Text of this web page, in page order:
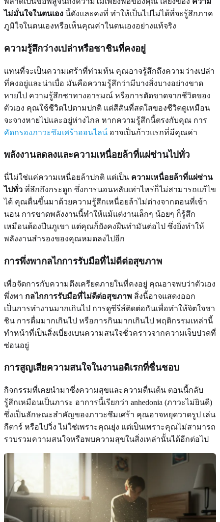
ไม่มั่นใจในตนเอง นี้ดังและคงที่ ทำให้เป็นไปไม่ได้ที่จะรู้สึกภาค
ภูมิใจในตนเองหรือเห็นคุณค่าในตนเองอย่างแท้จริง
ความรู้สึกว่างเปล่าหรือชาชินที่คงอยู่
แทนที่จะเป็นความเศร้าที่ท่วมท้น คุณอาจรู้สึกถึงความว่างเปล่า
ที่คงอยู่และน่าเบื่อ มันคือความรู้สึกว่ามีบางสิ่งบางอย่างขาด
หายไป ความรู้สึกชาทางอารมณ์ หรือการตัดขาดจากชีวิตของ
ตัวเอง คุณใช้ชีวิตไปตามปกติ แต่สีสันที่สดใสของชีวิตดูเหมือน
จะจางหายไปและอยู่ห่างไกล หากความรู้สึกนี้ตรงกับคุณ การ
คัดกรองภาวะซึมเศร้าออนไลน์ อาจเป็นก้าวแรกที่มีคุณค่า
พลังงานลดลงและความเหนื่อยล้าที่แผ่ซ่านไปทั่ว
นี่ไม่ใช่แค่ความเหนื่อยล้าปกติ แต่เป็น ความเหนื่อยล้าที่แผ่ซ่าน
ไปทั่ว ที่ลึกถึงกระดูก ซึ่งการนอนหลับเท่าไหร่ก็ไม่สามารถแก้ไข
ได้ คุณตื่นขึ้นมาด้วยความรู้สึกเหนื่อยล้าไม่ต่างจากตอนที่เข้า
นอน การขาดพลังงานนี้ทำให้แม้แต่งานเล็กๆ น้อยๆ ก็รู้สึก
เหมือนต้องปีนภูเขา แต่คุณก็ยังคงฝืนทำมันต่อไป ซึ่งยิ่งทำให้
พลังงานสำรองของคุณหมดลงไปอีก
การพึ่งพากลไกการรับมือที่ไม่ดีต่อสุขภาพ
เพื่อจัดการกับความตึงเครียดภายในที่คงอยู่ คุณอาจพบว่าตัวเอง
พึ่งพา กลไกการรับมือที่ไม่ดีต่อสุขภาพ สิ่งนี้อาจแสดงออก
เป็นการทำงานมากเกินไป การดูซีรีส์ติดต่อกันเพื่อทำให้จิตใจชา
ชิน การดื่มมากเกินไป หรือการกินมากเกินไป พฤติกรรมเหล่านี้
ทำหน้าที่เป็นสิ่งเบี่ยงเบนความสนใจชั่วคราวจากความเจ็บปวดที่
ซ่อนอยู่
การสูญเสียความสนใจในงานอดิเรกที่ชื่นชอบ
กิจกรรมที่เคยนำมาซึ่งความสุขและความตื่นเต้น ตอนนี้กลับ
รู้สึกเหมือนเป็นภาระ อาการนี้เรียกว่า anhedonia (ภาวะไม่ยินดี)
ซึ่งเป็นลักษณะสำคัญของภาวะซึมเศร้า คุณอาจหยุดวาดรูป เล่น
กีตาร์ หรือไปวิ่ง ไม่ใช่เพราะคุณยุ่ง แต่เป็นเพราะคุณไม่สามารถ
รวบรวมความสนใจหรือพบความสุขในสิ่งเหล่านั้นได้อีกต่อไป